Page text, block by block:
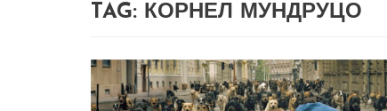
TAG: КОРНЕЛ МУНДРУЦО